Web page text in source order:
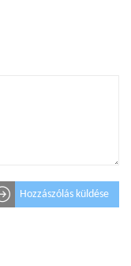
Hozzászólás küldése